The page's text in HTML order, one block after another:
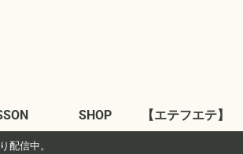
SHOP 【エテフエテ】
配信中。